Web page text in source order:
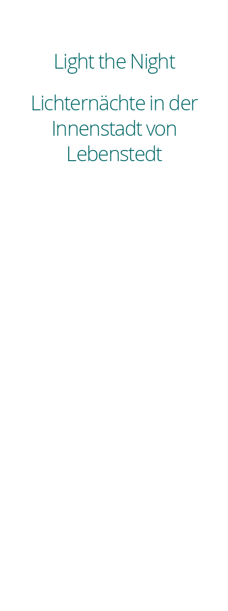
Light the Night
Lichternächte in der
Innenstadt von
Lebenstedt